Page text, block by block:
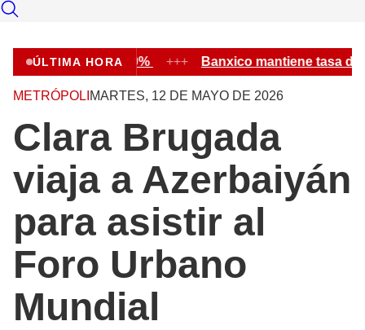
ÚLTIMA HORA
de interés en 6.50% +++ Banxico mantiene tasa de
METRÓPOLI MARTES, 12 DE MAYO DE 2026
Clara Brugada
viaja a Azerbaiyán
para asistir al
Foro Urbano
Mundial